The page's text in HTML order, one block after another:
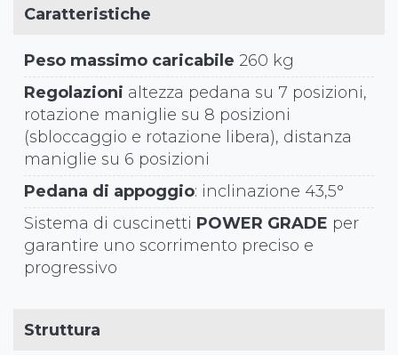
Caratteristiche
Peso massimo caricabile 260 kg
Regolazioni altezza pedana su 7 posizioni,
rotazione maniglie su 8 posizioni
(sbloccaggio e rotazione libera), distanza
maniglie su 6 posizioni
Pedana di appoggio: inclinazione 43,5°
Sistema di cuscinetti POWER GRADE per
garantire uno scorrimento preciso e
progressivo
Struttura